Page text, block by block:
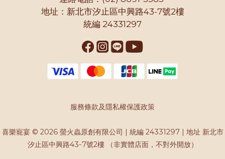
地址：新北市汐止區中興路43-7號2樓
統編 24331297
服務條款及隱私權保護政策
喜樂寵宴 © 2026 螢火蟲原創有限公司 | 統編 24331297 | 地址 新北市
汐止區中興路43-7號2樓 （非實體店面，不對外開放）